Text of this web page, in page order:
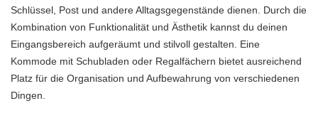
Schlüssel, Post und andere Alltagsgegenstände dienen. Durch die
Kombination von Funktionalität und Ästhetik kannst du deinen
Eingangsbereich aufgeräumt und stilvoll gestalten. Eine
Kommode mit Schubladen oder Regalfächern bietet ausreichend
Platz für die Organisation und Aufbewahrung von verschiedenen
Dingen.